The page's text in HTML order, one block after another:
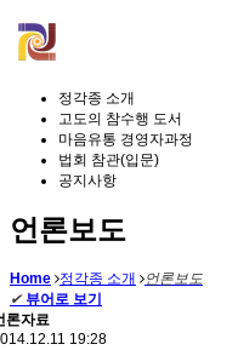
정각종 소개
고도의 참수행 도서
마음유통 경영자과정
법회 참관(입문)
공지사항
언론보도
Home 정각종 소개
언론보도
✔ 뷰어로 보기
론자료
19:28